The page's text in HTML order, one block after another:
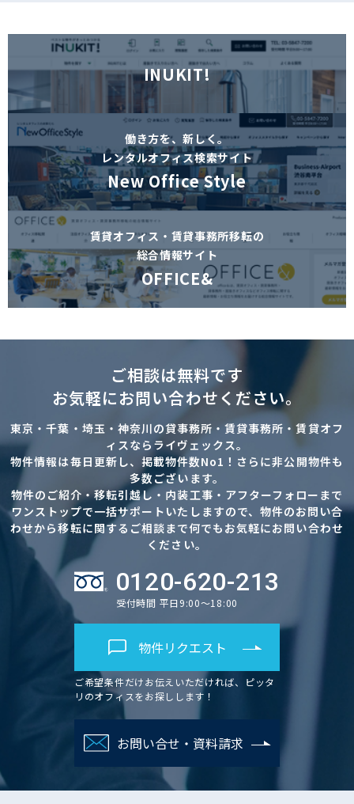
INUKIT!
働き方を、新しく。
レンタルオフィス検索サイト
New Office Style
賃貸オフィス・賃貸事務所移転の
総合情報サイト
OFFICE&
ご相談は無料です
お気軽にお問い合わせください。
東京・千葉・埼玉・神奈川の貸事務所・賃貸事務所・賃貸オフ
ィスならライヴェックス。
物件情報は毎日更新し、掲載物件数No1！さらに非公開物件も
多数ございます。
物件のご紹介・移転引越し・内装工事・アフターフォローまで
ワンストップで一括サポートいたしますので、物件のお問い合
わせから移転に関するご相談まで何でもお気軽にお問い合わせ
ください。
0120-620-213
受付時間 平日9:00～18:00
物件リクエスト
ご希望条件だけお伝えいただければ、ピッタ
リのオフィスをお探しします！
お問い合せ・資料請求